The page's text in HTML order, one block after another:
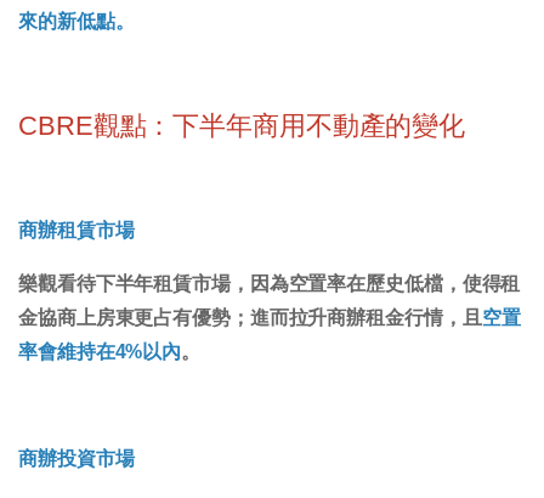
來的新低點。
CBRE觀點：下半年商用不動產的變化
商辦租賃市場
樂觀看待下半年租賃市場，因為空置率在歷史低檔，使得租
金協商上房東更占有優勢；進而拉升商辦租金行情，且 空置
率會維持在4%以內。
商辦投資市場